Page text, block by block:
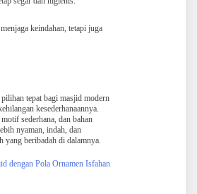
keindahan, tetapi juga
tepat bagi masjid modern
kesederhanaannya.
sederhana, dan bahan
nyaman, indah, dan
yang beribadah di dalamnya.
dengan Pola Ornamen Isfahan